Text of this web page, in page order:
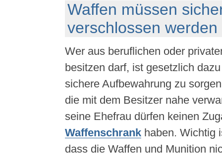
Waffen müssen
verschlossen werden
Wer aus beruflichen oder
besitzen darf, ist gesetzlich
sichere Aufbewahrung zu
die mit dem Besitzer nahe
seine Ehefrau dürfen keinen
Waffenschrankhaben. Wichtig
dass die Waffen und Munition